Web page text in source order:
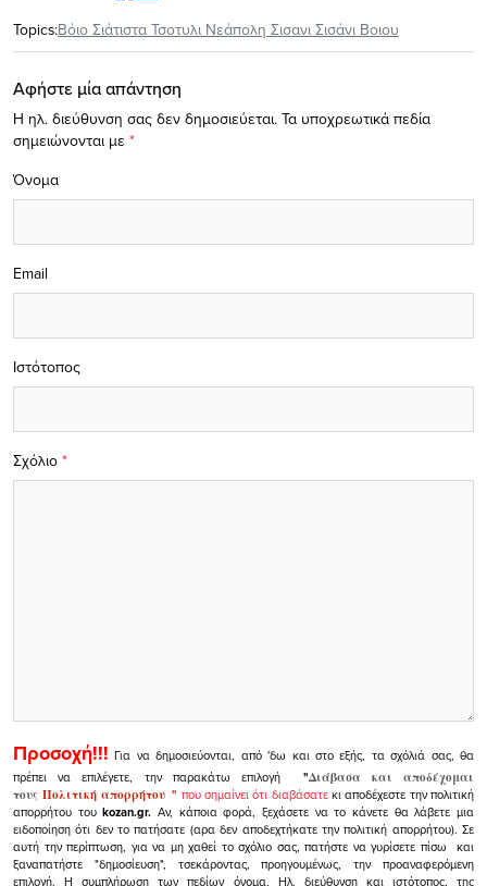
Topics:Βόιο Σιάτιστα Τσοτυλι Νεάπολη Σισανι Σισάνι Βοιου
Αφήστε μία απάντηση
Η ηλ. διεύθυνση σας δεν δημοσιεύεται. Τα υποχρεωτικά πεδία
σημειώνονται με *
Σχόλιο *
Όνομα
Email
Ιστότοπος
Προσοχή!!! Για να δημοσιεύονται, από 'δω και στο εξής, τα σχόλιά σας, θα
πρέπει να επιλέγετε, την παρακάτω επιλογή
"Διάβασα και αποδέχομαι
τουςΠολιτική απορρήτου" που σημαίνει ότι διαβάσατεκι αποδέχεστε την πολιτική
απορρήτου τουkozan.gr. Αν, κάποια φορά, ξεχάσετε να το κάνετε θα λάβετε μια
ειδοποίηση ότι δεν το πατήσατε (αρα δεν αποδεχτήκατε την πολιτική απορρήτου). Σε
αυτή την περίπτωση, για να μη χαθεί το σχόλιο σας, πατήστε να γυρίσετε πίσω και
ξαναπατήστε "δημοσίευση", τσεκάροντας, προηγουμένως, την προαναφερόμενη
επιλογή.Η συμπλήρωση των πεδίων όνομα, Ηλ. διεύθυνση και ιστότοπος, της